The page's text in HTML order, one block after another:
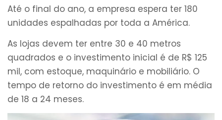
Até o final do ano, a empresa espera ter 180
unidades espalhadas por toda a América.
As lojas devem ter entre 30 e 40 metros
quadrados e o investimento inicial é de R$ 125
mil, com estoque, maquinário e mobiliário. O
tempo de retorno do investimento é em média
de 18 a 24 meses.